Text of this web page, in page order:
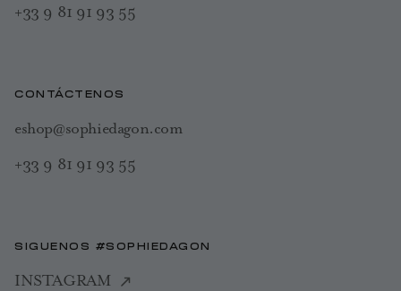
+33 9 81 91 93 55
CONTÁCTENOS
eshop@sophiedagon.com
+33 9 81 91 93 55
SIGUENOS #SOPHIEDAGON
INSTAGRAM